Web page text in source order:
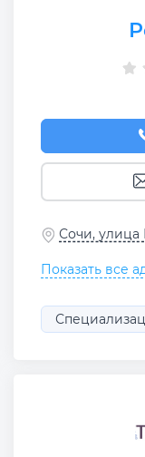
Сочи, улица
Показать все